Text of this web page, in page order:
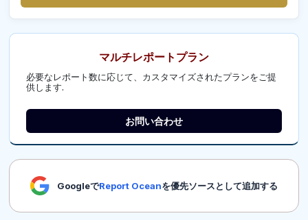
マルチレポートプラン
必要なレポート数に応じて、カスタマイズされたプランをご提
供します.
お問い合わせ
GoogleでReport Oceanを優先ソースとして追加する